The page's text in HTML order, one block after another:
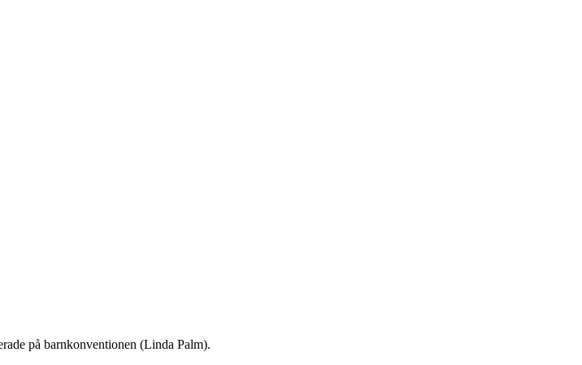
på barnkonventionen (Linda Palm).